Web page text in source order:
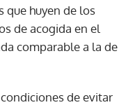
que huyen de los
de acogida en el
comparable a la de
de evitar